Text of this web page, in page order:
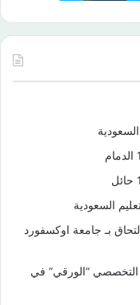
السعودية
بـ جامعة اوكسفورد
التخصصي “الورقي” في